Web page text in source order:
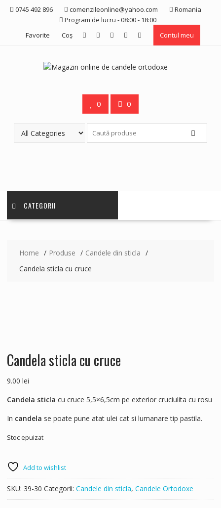
Skip 0745 492 896 comenzileonline@yahoo.com
Romania
Program de lucru - 08:00 - 18:00
Favorite
Coş Contul meu
0 0
CATEGORII
Home Produse
Candele din sticla
Candela sticla cu cruce
Candela sticla cu cruce
9.00 lei
Candela sticla cu cruce 5,5×6,5cm pe exterior cruciulita cu rosu
In candela se poate pune atat ulei cat si lumanare tip pastila.
Stoc epuizat
Add to wishlist
SKU: 39-30 Categorii: Candele din sticla, Candele Ortodoxe